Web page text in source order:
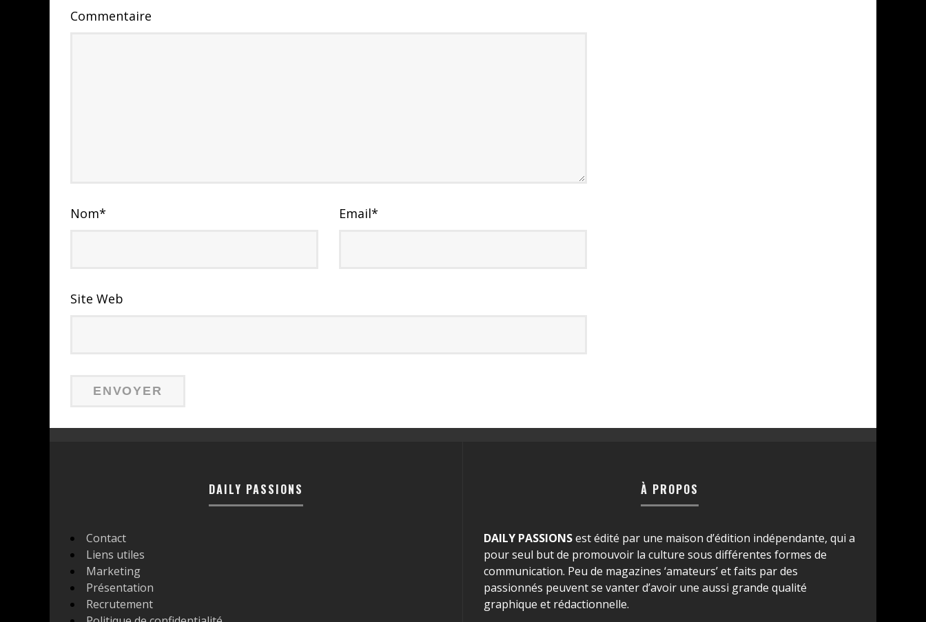
Commentaire
Nom* Email*
Site Web
DAILY PASSIONS
Contact
Liens utiles
Marketing
Présentation
Recrutement
À PROPOS
DAILY PASSIONSest édité par une maison d’édition indépendante, qui a
pour seul but de promouvoir la culture sous différentes formes de
communication. Peu de magazines ‘amateurs’ et faits par des
passionnés peuvent se vanter d’avoir une aussi grande qualité
graphique et rédactionnelle.